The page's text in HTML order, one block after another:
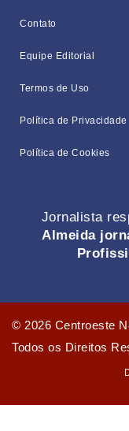
Contato
Equipe Editorial
Termos de Uso
Política de Privacidade
Política de Cookies
Jornalista
Almeida
© 2026 Centroeste
Todos os Direitos